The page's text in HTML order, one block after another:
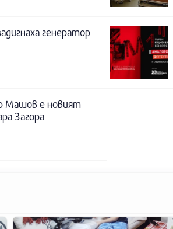
генератор
Машов е новият
Загора